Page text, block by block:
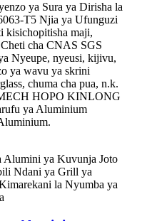
ya Sura ya Dirisha la
T5 Njia ya Ufunguzi
kisichopitisha maji,
cha CNAS SGS
Nyeupe, nyeusi, kijivu,
ya wavu ya skrini
chuma cha pua, n.k.
HOPO KINLONG
ya Aluminium